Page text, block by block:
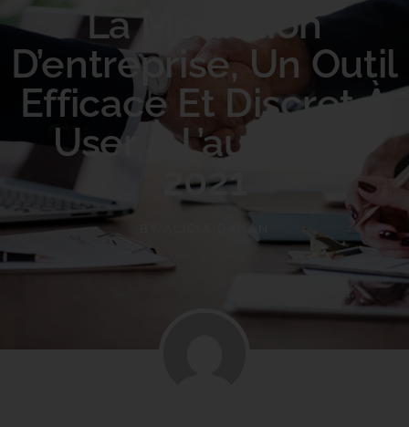
La Médiation
D’entreprise, Un Outil
Efficace Et Discret À
User À L’aube De
2021